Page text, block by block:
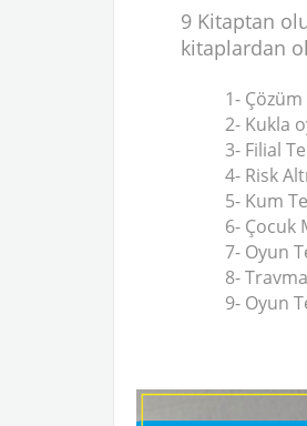
9 Kitaptan
kitaplardan
1-
2- Kukla
3- Filial
4- Risk
5- Kum
6- Çocuk
7- Oyun
8-
9- Oyun